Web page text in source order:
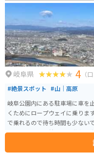
岐阜県 4 （
#絶景スポット #山｜高原
岐阜公園内にある駐車場に車を
くためにロープウェイに乗りま
で乗れるので待ち時間も少ないです。 山頂までバイクや車では行
ロープウェイ到着後に石階段を
展望台からは金華山と長良川の